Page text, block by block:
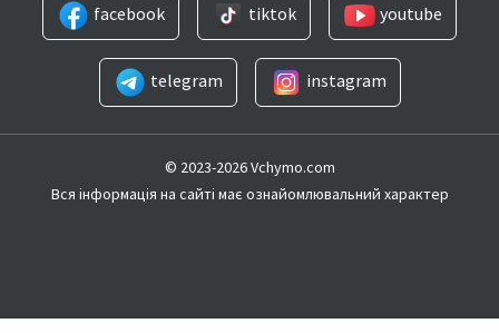
facebook
tiktok youtube
telegram instagram
© 2023-2026 Vchymo.com
Вся інформація на сайті має ознайомлювальний характер